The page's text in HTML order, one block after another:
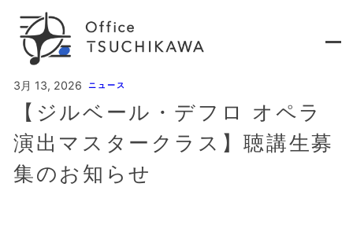
3月 13, 2026 ニュース
【ジルベール・デフロ オペラ
演出マスタークラス】聴講生募
集のお知らせ